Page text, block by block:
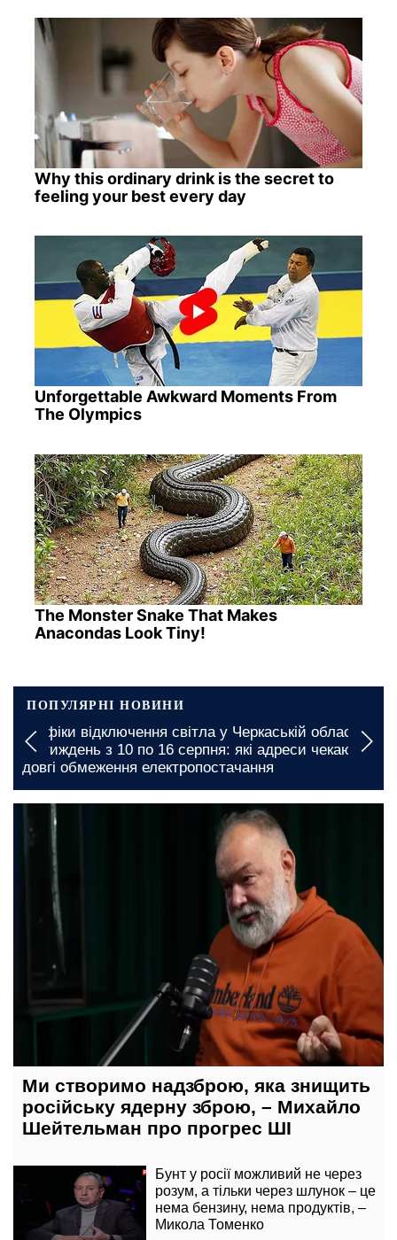
Why this ordinary drink is the secret to
feeling your best every day
Unforgettable Awkward Moments From
The Olympics
The Monster Snake That Makes
Anacondas Look Tiny!
ПОПУЛЯРНІ НОВИНИ
Дніпропетровську область накриє нова хвиля
знеструмлень: з'явилися графіки відключень
світла на тиждень з 10 по 16 серпня
7 серпня, 16:44
Ми створимо надзброю, яка знищить
російську ядерну зброю, – Михайло
Шейтельман про прогрес ШІ
Бунт у росії можливий не через
розум, а тільки через шлунок – це
нема бензину, нема продуктів, –
Микола Томенко